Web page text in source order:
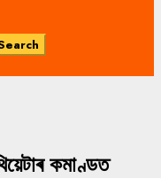
কমাণ্ডত